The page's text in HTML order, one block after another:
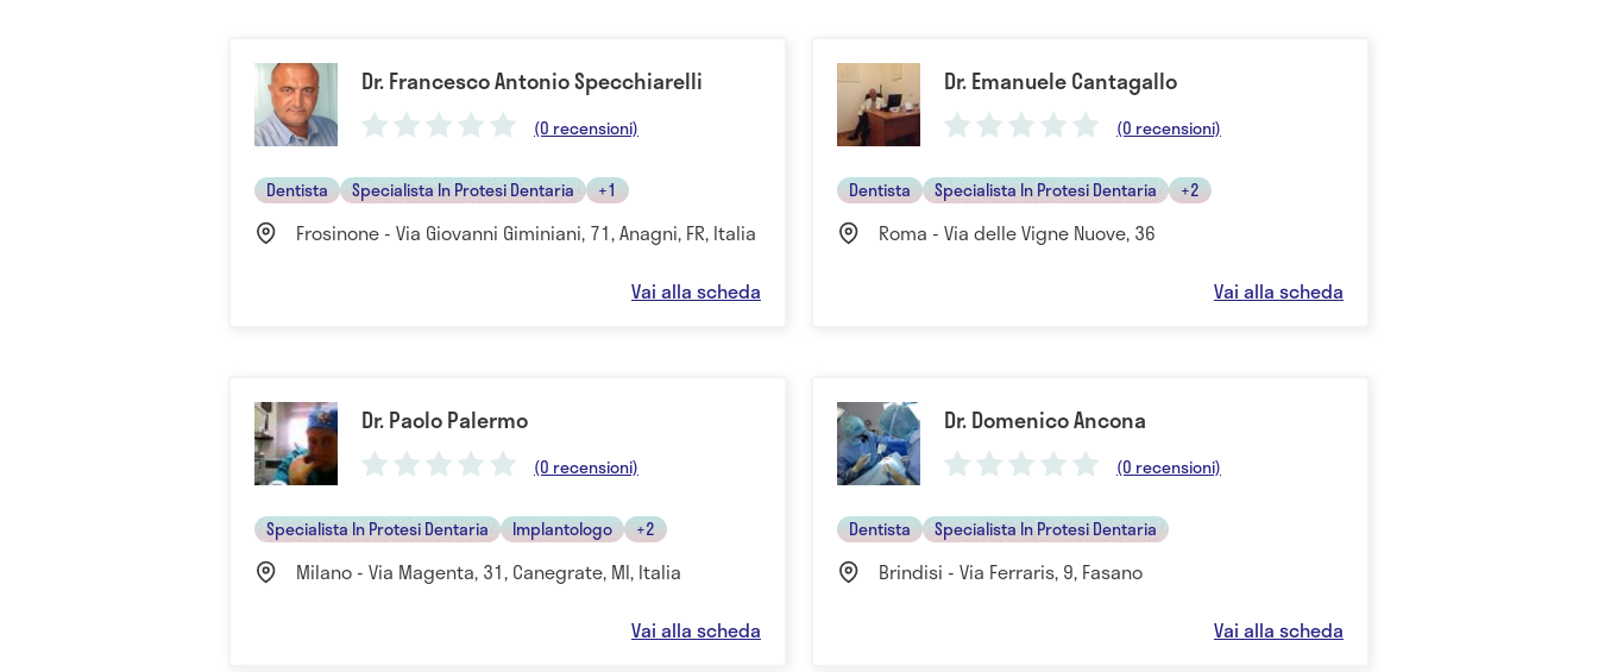
Dr. Francesco Antonio Specchiarelli
(0 recensioni)
Dentista Specialista In Protesi Dentaria +1
Frosinone - Via Giovanni Giminiani, 71, Anagni, FR, Italia
Vai alla scheda
Dr. Emanuele Cantagallo
(0 recensioni)
Dentista Specialista In Protesi Dentaria +2
Roma - Via delle Vigne Nuove, 36
Vai alla scheda
Dr. Paolo Palermo
(0 recensioni)
Specialista In Protesi Dentaria Implantologo +2
Milano - Via Magenta, 31, Canegrate, MI, Italia
Vai alla scheda
Dr. Domenico Ancona
(0 recensioni)
Dentista Specialista In Protesi Dentaria
Brindisi - Via Ferraris, 9, Fasano
Vai alla scheda